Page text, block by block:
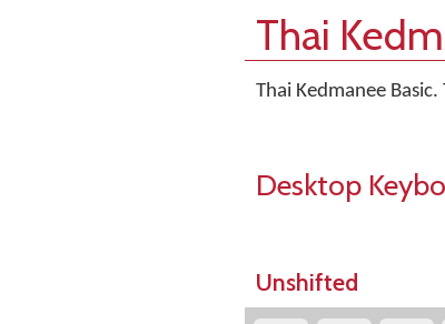
Thai
Thai Kedmanee
Desktop
Unshifted